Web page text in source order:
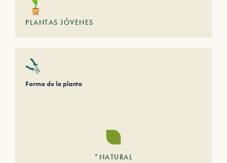
PLANTAS JÓVENES
Forma de la planta
*NATURAL